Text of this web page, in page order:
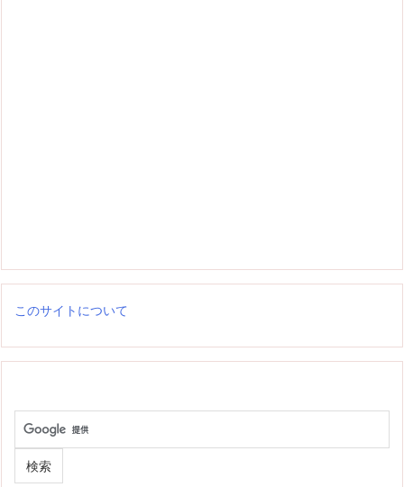
このサイトについて